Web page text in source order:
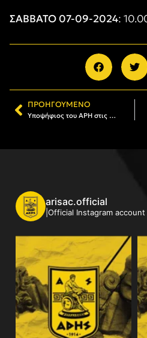
ΣΑΒΒΑΤΟ 07-09-2024:
ΠΡΟΗΓΟΎΜΕΝΟ
Υποψήφιος του ΑΡΗ στις εκλογές της ΕΟΚ ο Γιώργος Αντωνιάδης
arisac.official
|Official Instagram account